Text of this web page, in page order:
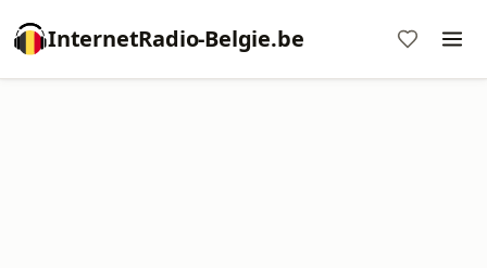
InternetRadio-Belgie.be